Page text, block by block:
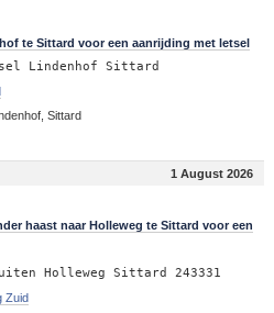
te Sittard voor een aanrijding met letsel
Lindenhof Sittard
Sittard
1 August 2026
haast naar Holleweg te Sittard voor een
Holleweg Sittard 243331
Zuid